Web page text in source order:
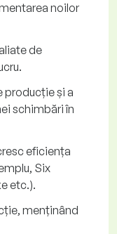
noilor
de
producție și a
schimbări în
eficiența
Six
etc.).
menținând